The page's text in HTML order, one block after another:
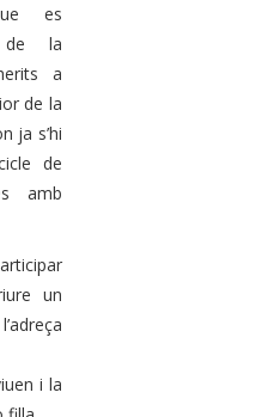
es
de la
a
de la
ja s’hi
de
amb
un
i la